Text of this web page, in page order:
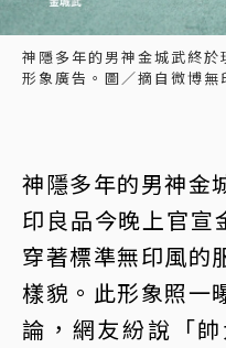
神隱多年的男神金城武終
形象廣告。圖／摘自微博無
神隱多年的男神金
印良品今晚上官宣
穿著標準無印風的
樣貌。此形象照一
論，網友紛說「